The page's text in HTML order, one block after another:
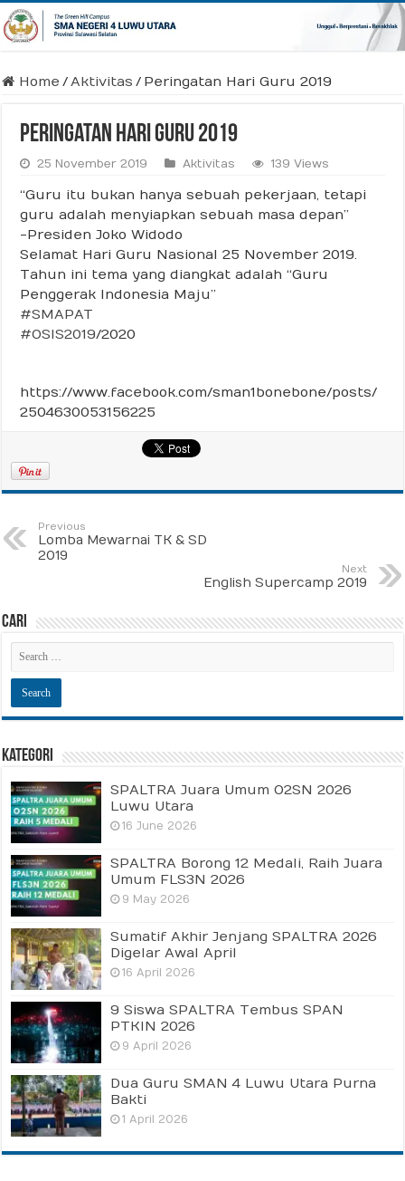
Home /Aktivitas / Peringatan Hari Guru 2019
Peringatan Hari Guru 2019
25 November 2019 Aktivitas 139 Views
“Guru itu bukan hanya sebuah pekerjaan, tetapi
guru adalah menyiapkan sebuah masa depan”
-Presiden Joko Widodo
Selamat Hari Guru Nasional 25 November 2019.
Tahun ini tema yang diangkat adalah “Guru
Penggerak Indonesia Maju”
#SMAPAT
#OSIS2019/2020
https://www.facebook.com/sman1bonebone/posts/
2504630053156225
Previous
Lomba Mewarnai TK & SD
2019
Next
English Supercamp 2019
Cari
Kategori
SPALTRA Juara Umum O2SN 2026
Luwu Utara
16 June 2026
SPALTRA Borong 12 Medali, Raih Juara
Umum FLS3N 2026
9 May 2026
Sumatif Akhir Jenjang SPALTRA 2026
Digelar Awal April
16 April 2026
9 Siswa SPALTRA Tembus SPAN
PTKIN 2026
9 April 2026
Dua Guru SMAN 4 Luwu Utara Purna
Bakti
1 April 2026